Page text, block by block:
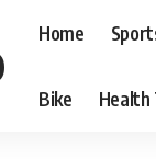
Home
Bike Health